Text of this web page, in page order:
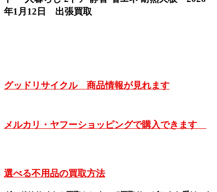
年1月12日 出張買取
グッドリサイクル 商品情報が見れます
メルカリ・ヤフーショッピングで購入できます
選べる不用品の買取方法